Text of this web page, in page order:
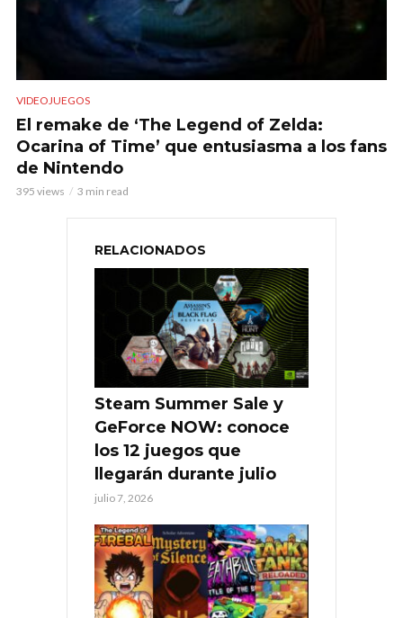
VIDEOJUEGOS
El remake de ‘The Legend of Zelda:
Ocarina of Time’ que entusiasma a los fans
de Nintendo
395 views 3 min read
RELACIONADOS
Steam Summer Sale y
GeForce NOW: conoce
los 12 juegos que
llegarán durante julio
julio 7, 2026